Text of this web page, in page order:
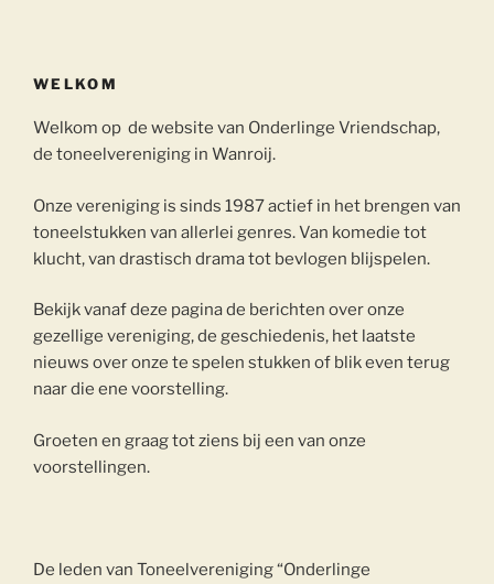
WELKOM
Welkom op de website van Onderlinge Vriendschap,
de toneelvereniging in Wanroij.
Onze vereniging is sinds 1987 actief in het brengen van
toneelstukken van allerlei genres. Van komedie tot
klucht, van drastisch drama tot bevlogen blijspelen.
Bekijk vanaf deze pagina de berichten over onze
gezellige vereniging, de geschiedenis, het laatste
nieuws over onze te spelen stukken of blik even terug
naar die ene voorstelling.
Groeten en graag tot ziens bij een van onze
voorstellingen.
De leden van Toneelvereniging “Onderlinge